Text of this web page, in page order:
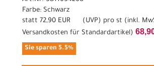
Farbe: Schwarz
statt 72,90 EUR ( UVP) pro st (inkl.
Versandkosten für Standardartikel)
Sie sparen 5.5%